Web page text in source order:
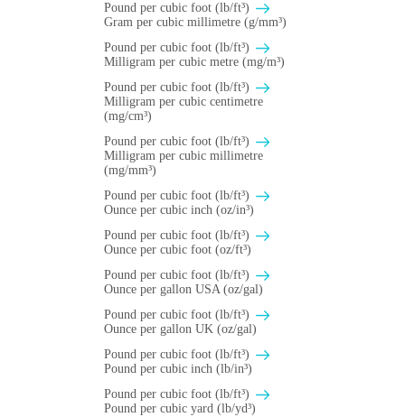
Pound per cubic foot (lb/ft³)
Gram per cubic millimetre (g/mm³)
Pound per cubic foot (lb/ft³)
Milligram per cubic metre (mg/m³)
Pound per cubic foot (lb/ft³)
Milligram per cubic centimetre
(mg/cm³)
Pound per cubic foot (lb/ft³)
Milligram per cubic millimetre
(mg/mm³)
Pound per cubic foot (lb/ft³)
Ounce per cubic inch (oz/in³)
Pound per cubic foot (lb/ft³)
Ounce per cubic foot (oz/ft³)
Pound per cubic foot (lb/ft³)
Ounce per gallon USA (oz/gal)
Pound per cubic foot (lb/ft³)
Ounce per gallon UK (oz/gal)
Pound per cubic foot (lb/ft³)
Pound per cubic inch (lb/in³)
Pound per cubic foot (lb/ft³)
Pound per cubic yard (lb/yd³)